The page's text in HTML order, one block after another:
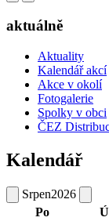
aktuálně
Aktuality
Kalendář akcí
Akce v okolí
Fotogalerie
Spolky v obci
ČEZ
Kalendář
Srpen2026
Po